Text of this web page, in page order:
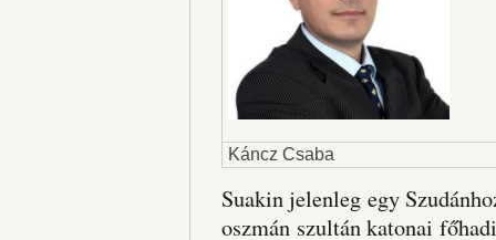
Káncz Csaba
Suakin jelenleg egy
oszmán szultán katonai